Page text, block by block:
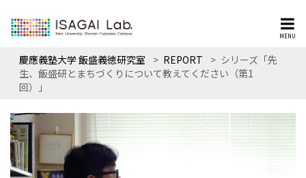
MENU
慶應義塾大学 飯盛義徳研究室 > REPORT > シリーズ「先
生、飯盛研とまちづくりについて教えてください（第1
回）」